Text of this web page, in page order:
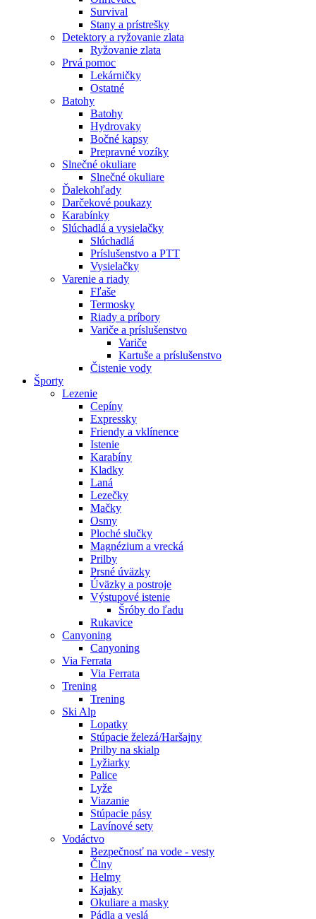
Survival
Stany a prístrešky
Detektory a ryžovanie zlata
Ryžovanie zlata
Prvá pomoc
Lekárničky
Ostatné
Batohy
Batohy
Hydrovaky
Bočné kapsy
Prepravné vozíky
Slnečné okuliare
Slnečné okuliare
Ďalekohľady
Darčekové poukazy
Karabínky
Slúchadlá a vysielačky
Slúchadlá
Príslušenstvo a PTT
Vysielačky
Varenie a riady
Fľaše
Termosky
Riady a príbory
Variče a príslušenstvo
Variče
Kartuše a príslušenstvo
Čistenie vody
Športy
Lezenie
Cepíny
Expressky
Friendy a vklínence
Istenie
Karabíny
Kladky
Laná
Lezečky
Mačky
Osmy
Ploché slučky
Magnézium a vrecká
Prilby
Prsné úväzky
Úväzky a postroje
Výstupové istenie
Šróby do ľadu
Rukavice
Canyoning
Canyoning
Via Ferrata
Via Ferrata
Trening
Trening
Ski Alp
Lopatky
Stúpacie železá/Haršajny
Prilby na skialp
Lyžiarky
Palice
Lyže
Viazanie
Stúpacie pásy
Lavínové sety
Vodáctvo
Bezpečnosť na vode - vesty
Člny
Helmy
Kajaky
Okuliare a masky
Pádla a veslá